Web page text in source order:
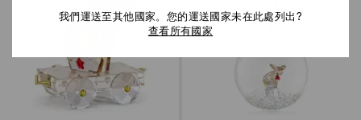
我們運送至其他國家。您的運送國家未在此處列出?
查看所有國家